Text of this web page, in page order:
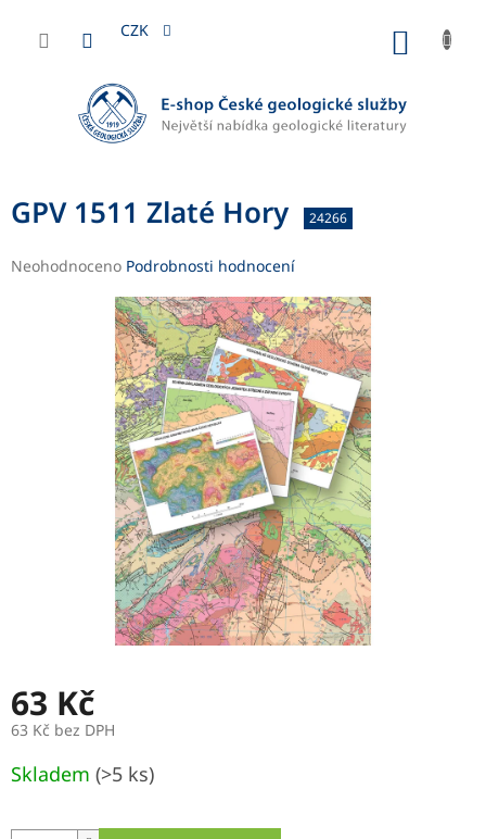
obsah
CZK
GPV 1511 Zlaté Hory 24266
Průměrné
Neohodnoceno Podrobnosti hodnocení
63 Kč
63 Kč bez DPH
cena:
Skladem (>5 ks)